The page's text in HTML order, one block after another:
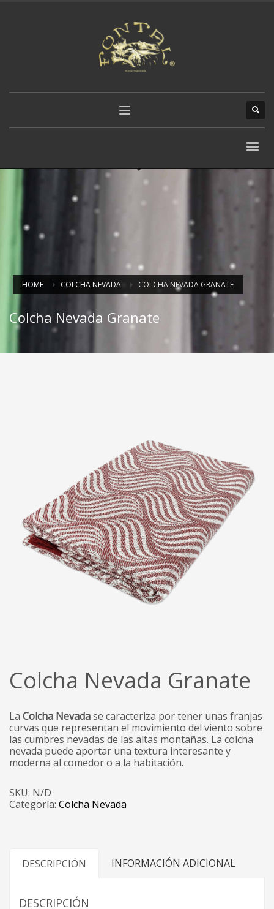
HOME COLCHA NEVADA COLCHA NEVADA GRANATE
Colcha Nevada Granate
Colcha Nevada Granate
La Colcha Nevadase caracteriza por tener unas franjas
curvas que representan el movimiento del viento sobre
las cumbres nevadas de las altas montañas. La colcha
nevada puede aportar una textura interesante y
moderna al comedor o a la habitación.
SKU: N/D
Categoría: Colcha Nevada
DESCRIPCIÓN INFORMACIÓN ADICIONAL
DESCRIPCIÓN